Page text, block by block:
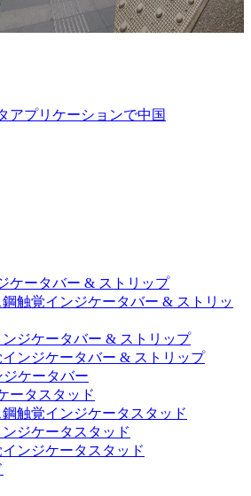
アプリケーションで中国
ケータバー & ストリップ
触覚インジケータバー & ストリッ
ジケータバー & ストリップ
ンジケータバー & ストリップ
ジケータバー
ータスタッド
触覚インジケータスタッド
ジケータスタッド
ンジケータスタッド